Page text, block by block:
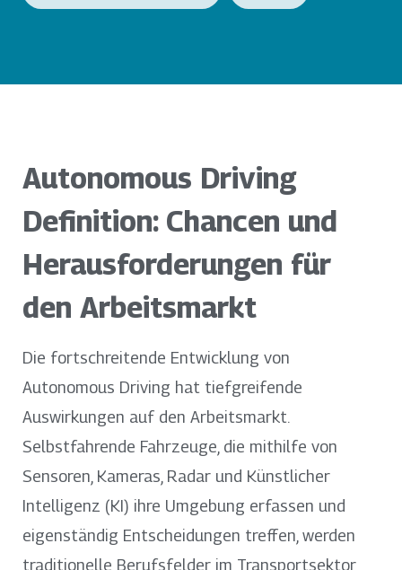
Autonomous Driving
Definition: Chancen und
Herausforderungen für
den Arbeitsmarkt
Die fortschreitende Entwicklung von
Autonomous Driving hat tiefgreifende
Auswirkungen auf den Arbeitsmarkt.
Selbstfahrende Fahrzeuge, die mithilfe von
Sensoren, Kameras, Radar und Künstlicher
Intelligenz (KI) ihre Umgebung erfassen und
eigenständig Entscheidungen treffen, werden
traditionelle Berufsfelder im Transportsektor